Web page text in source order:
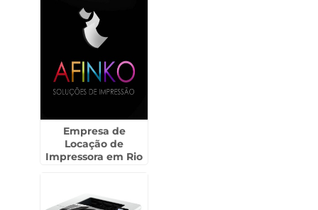
Empresa de
Locação de
Impressora em Rio